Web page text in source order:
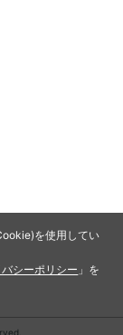
を使用してい
シーポリシー 」を